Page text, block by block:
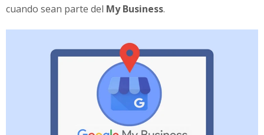
cuando sean parte del My Business.